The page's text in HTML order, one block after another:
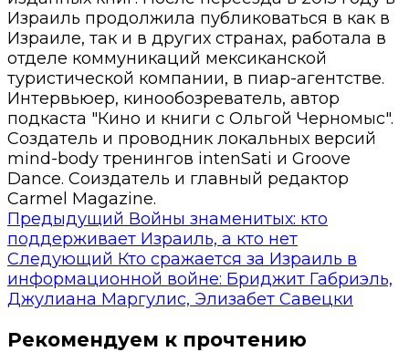
Израиль продолжила публиковаться в как в
Израиле, так и в других странах, работала в
отделе коммуникаций мексиканской
туристической компании, в пиар-агентстве.
Интервьюер, кинообозреватель, автор
подкаста "Кино и книги с Ольгой Черномыс".
Создатель и проводник локальных версий
mind-body тренингов intenSati и Groove
Dance. Соиздатель и главный редактор
Carmel Magazine.
Предыдущий Войны знаменитых: кто
поддерживает Израиль, а кто нет
Следующий Кто сражается за Израиль в
информационной войне: Бриджит Габриэль,
Джулиана Маргулис, Элизабет Савецки
Рекомендуем к прочтению